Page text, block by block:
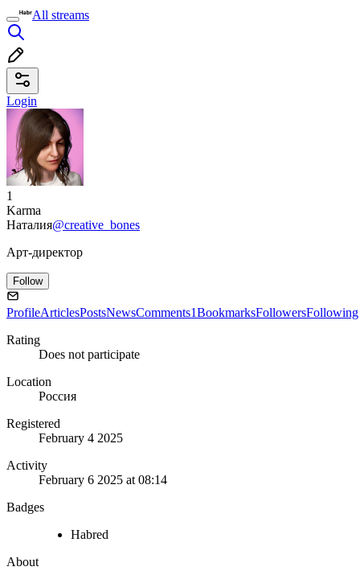
All streams
Login
1
Karma
Наталия@creative_bones
Арт-директор
Follow
ProfileArticlesPostsNewsComments1BookmarksFollowersFollowing
Rating
Does not participate
Location
Россия
Registered
February 4 2025
Activity
February 6 2025 at 08:14
Badges
Habred
About